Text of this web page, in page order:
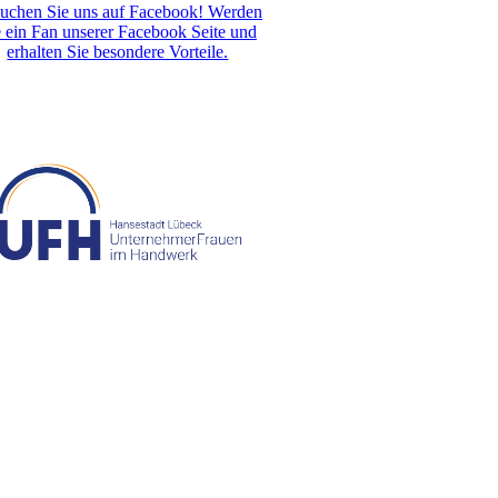
Sie uns auf Facebook! Werden
ein Fan unserer Facebook Seite und
erhalten Sie besondere Vorteile.